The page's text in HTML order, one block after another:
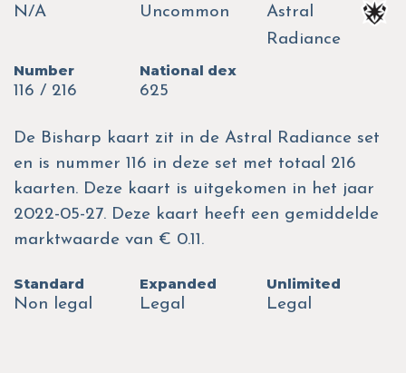
N/A
Uncommon
Astral
Radiance
Number
116 / 216
National dex
625
De Bisharp kaart zit in de Astral Radiance set
en is nummer 116 in deze set met totaal 216
kaarten. Deze kaart is uitgekomen in het jaar
2022-05-27. Deze kaart heeft een gemiddelde
marktwaarde van € 0.11.
Standard
Non legal
Expanded
Legal
Unlimited
Legal